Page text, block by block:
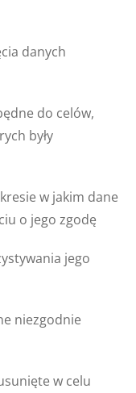
danych
do celów,
były
w jakim dane
o jego zgodę
jego
niezgodnie
w celu